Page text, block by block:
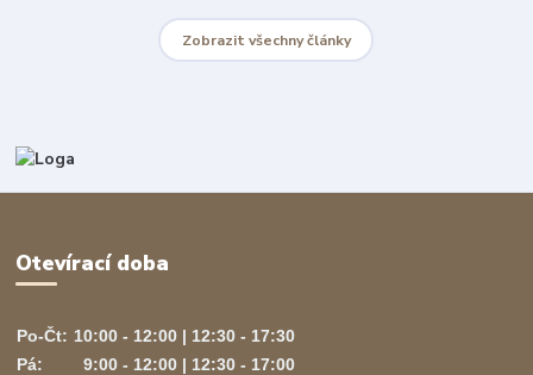
Zobrazit všechny články
Otevírací doba
Po-Čt: 10:00 - 12:00 | 12:30 - 17:30
Pá:
9:00 - 12:00 | 12:30 - 17:00